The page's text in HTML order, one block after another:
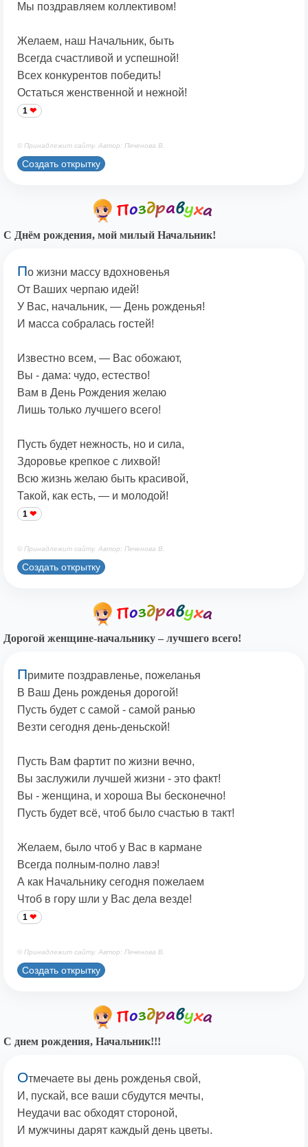
Мы поздравляем коллективом!
Желаем, наш Начальник, быть
Всегда счастливой и успешной!
Всех конкурентов победить!
Остаться женственной и нежной!
1
© Принадлежит сайту. Автор: Печенова В.
Создать открытку
С Днём рождения, мой милый Начальник!
По жизни массу вдохновенья
От Ваших черпаю идей!
У Вас, начальник, — День рожденья!
И масса собралась гостей!
Известно всем, — Вас обожают,
Вы - дама: чудо, естество!
Вам в День Рождения желаю
Лишь только лучшего всего!
Пусть будет нежность, но и сила,
Здоровье крепкое с лихвой!
Всю жизнь желаю быть красивой,
Такой, как есть, — и молодой!
1
© Принадлежит сайту. Автор: Печенова В.
Создать открытку
Дорогой женщине-начальнику – лучшего всего!
Примите поздравленье, пожеланья
В Ваш День рожденья дорогой!
Пусть будет с самой - самой ранью
Везти сегодня день-деньской!
Пусть Вам фартит по жизни вечно,
Вы заслужили лучшей жизни - это факт!
Вы - женщина, и хороша Вы бесконечно!
Пусть будет всё, чтоб было счастью в такт!
Желаем, было чтоб у Вас в кармане
Всегда полным-полно лавэ!
А как Начальнику сегодня пожелаем
Чтоб в гору шли у Вас дела везде!
1
© Принадлежит сайту. Автор: Печенова В.
Создать открытку
С днем рождения, Начальник!!!
Отмечаете вы день рожденья свой,
И, пускай, все ваши сбудутся мечты,
Неудачи вас обходят стороной,
И мужчины дарят каждый день цветы.